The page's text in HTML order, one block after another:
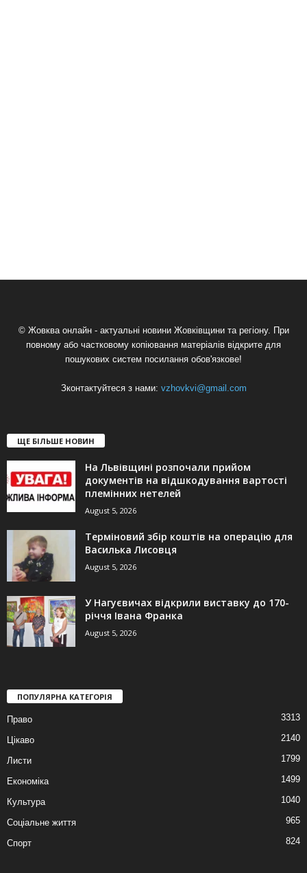
© Жовква онлайн - актуальні новини Жовківщини та регіону. При
повному або частковому копіювання матеріалів відкрите для
пошукових систем посилання обов'язкове!
Зконтактуйтеся з нами: vzhovkvi@gmail.com
ЩЕ БІЛЬШЕ НОВИН
На Львівщині розпочали прийом
документів на відшкодування вартості
племінних нетелей
August 5, 2026
Терміновий збір коштів на операцію для
Василька Лисовця
August 5, 2026
У Нагуєвичах відкрили виставку до 170-
річчя Івана Франка
August 5, 2026
ПОПУЛЯРНА КАТЕГОРІЯ
Право 3313
Цікаво 2140
Листи 1799
Економіка 1499
Культура 1040
Соціальне життя 965
Спорт 824